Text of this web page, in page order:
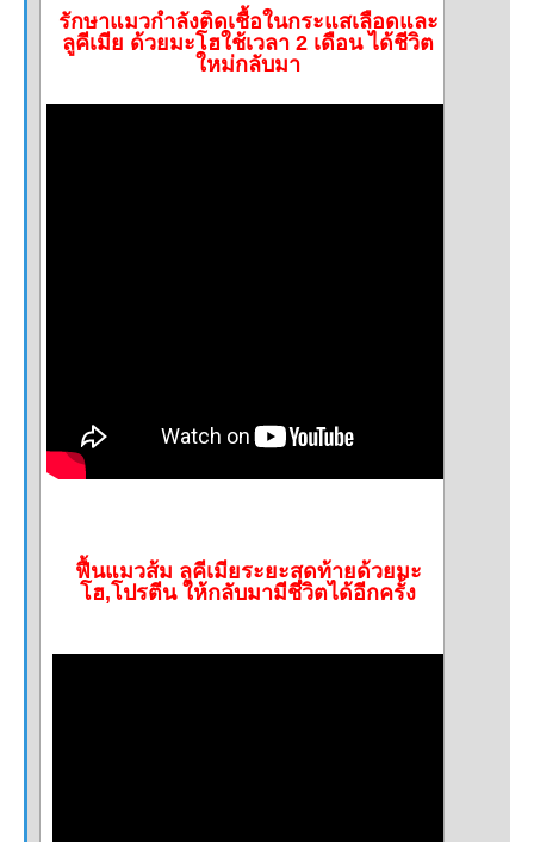
รักษาแมวกำลังติดเชื้อในกระแสเลือดและ
ลูคีเมีย ด้วยมะโฮใช้เวลา 2 เดือน ได้ชีวิต
ใหม่กลับมา
ฟื้นแมวส้ม ลูคีเมียระยะสุดท้ายด้วยมะ
โฮ,โปรตีน ให้กลับมามีชีวิตได้อีกครั้ง